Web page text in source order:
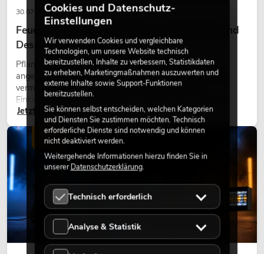
30.07.2026
Feuerhemmende Kunstpflanzen: Sicherheit und
Design perfekt kombiniert
Pflanzen machen Räume lebendig. Sie schaffen eine
angenehme Atmosphäre, verbessern das Ambiente und
vermitteln Natürlichkeit. Ob in Hotels, Restaurants,
Einkaufszentren, Bürogebäuden oder auf Messeständen:
eine hochwertige Begrünung gehört heute längst zum
modernen Raumkonzept.
Jetzt lesen
LICHT
Cookies und Datenschutz-
Einstellungen
Wir verwenden Cookies und vergleichbare
Technologien, um unsere Website technisch
bereitzustellen, Inhalte zu verbessern, Statistikdaten
zu erheben, Marketingmaßnahmen auszuwerten und
externe Inhalte sowie Support-Funktionen
bereitzustellen.
Sie können selbst entscheiden, welchen Kategorien
und Diensten Sie zustimmen möchten. Technisch
erforderliche Dienste sind notwendig und können
nicht deaktiviert werden.
Weitergehende Informationen hierzu finden Sie in
unsererDatenschutzerklärung.
Technisch erforderlich
Analyse & Statistik